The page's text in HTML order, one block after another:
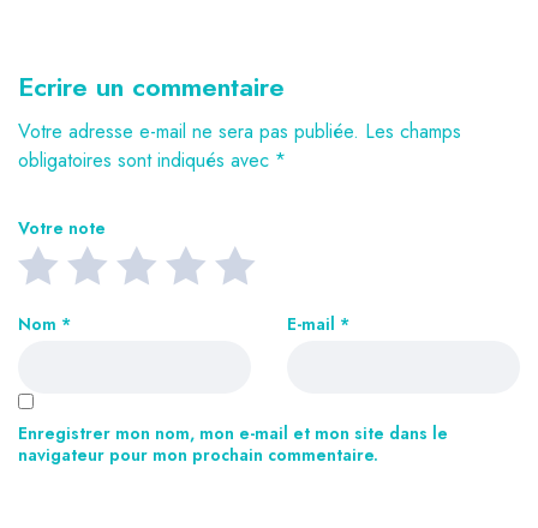
Ecrire un commentaire
Votre adresse e-mail ne sera pas publiée. Les champs
obligatoires sont indiqués avec *
Votre note
Nom * E-mail *
Enregistrer mon nom, mon e-mail et mon site dans le
navigateur pour mon prochain commentaire.